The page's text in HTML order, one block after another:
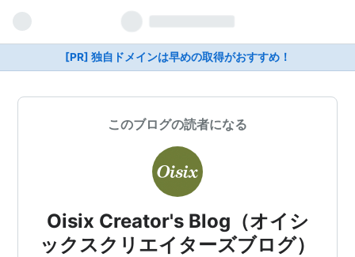
[PR] 独自ドメインは早めの取得がおすすめ！
このブログの読者になる
Oisix Creator's Blog（オイシ
ックスクリエイターズブログ）